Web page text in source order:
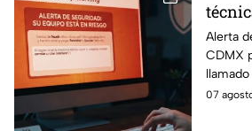
piden
Alerta
CDMX
falsas
07